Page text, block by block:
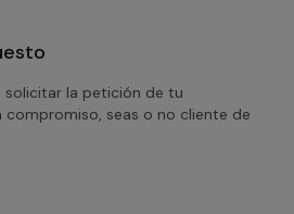
solicitar la petición de tu
seas o no cliente de